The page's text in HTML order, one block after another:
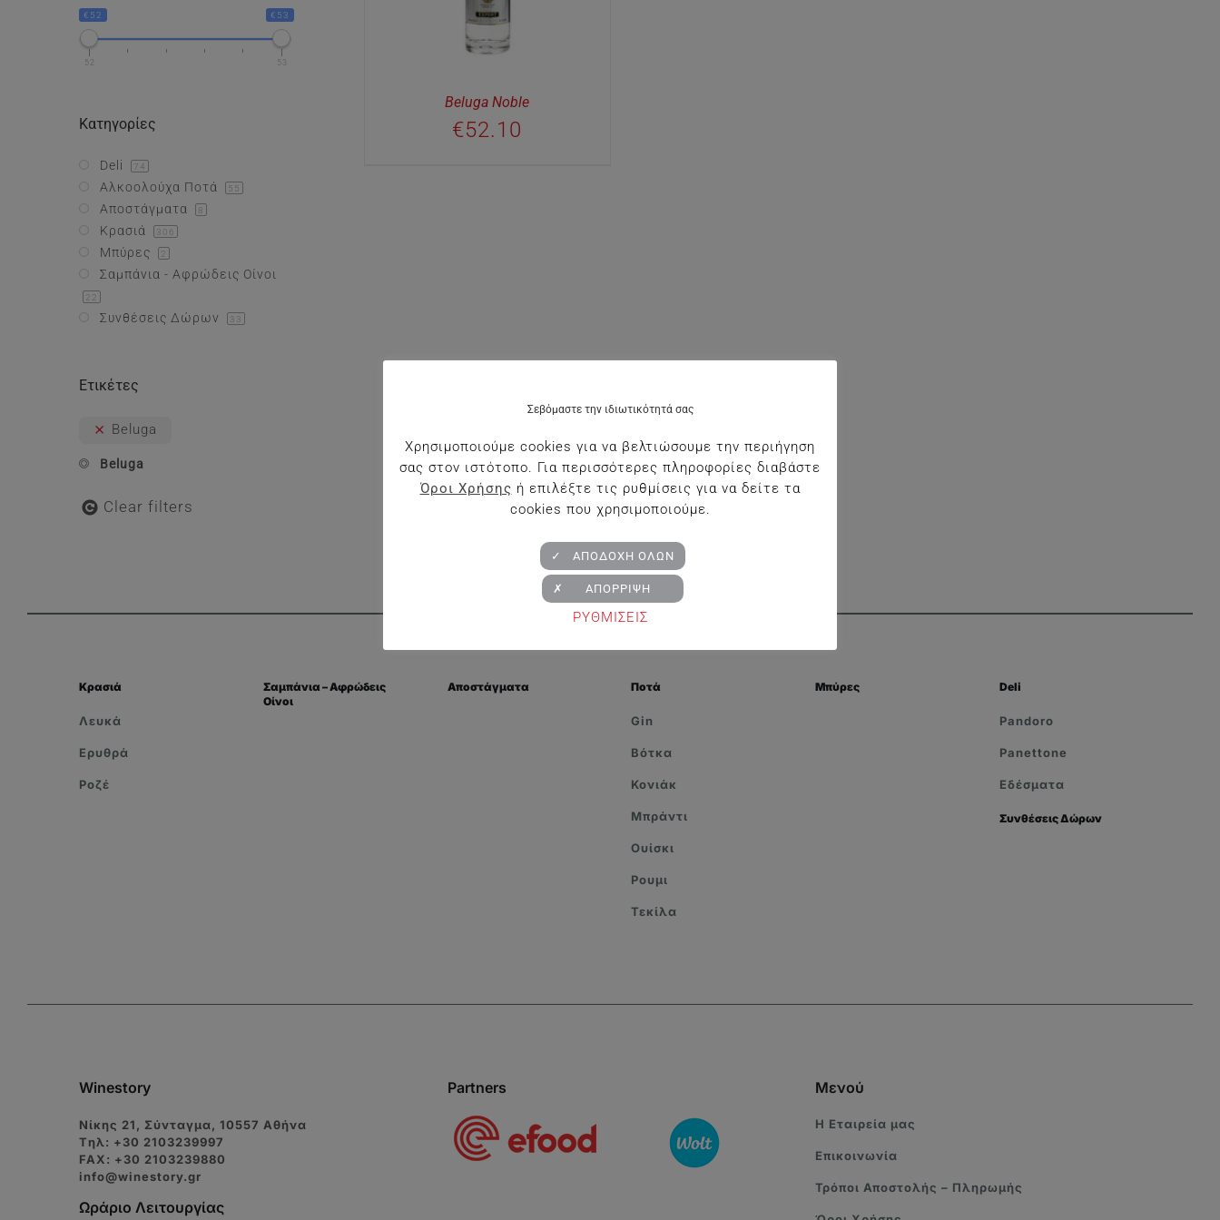
Beluga Noble
€52.10
€52 €53
52 53
Κατηγορίες
Deli 74
Αλκοολούχα Ποτά 55
Αποστάγματα 8
Κρασιά 306
Μπύρες 2
Σαμπάνια - Αφρώδεις Οίνοι
22
Συνθέσεις Δώρων 33
Ετικέτες
Beluga
Beluga
Clear filters
Κρασιά
Λευκά
Ερυθρά
Ροζέ
Σαμπάνια – Αφρώδεις
Οίνοι
Αποστάγματα Ποτά
Gin
Βότκα
Κονιάκ
Μπράντι
Ουίσκι
Ρουμι
Τεκίλα
Μπύρες Deli
Pandoro
Panettone
Εδέσματα
Συνθέσεις Δώρων
Winestory
Νίκης 21, Σύνταγμα, 10557 Αθήνα
Tηλ: +30 2103239997
FAX: +30 2103239880
info@winestory.gr
Ωράριο Λειτουργίας
Partners Μενού
Η Eταιρεία μας
Επικοινωνία
Τρόποι Αποστολής – Πληρωμής
Σεβόμαστε την ιδιωτικότητά σας
Χρησιμοποιούμε cookies για να βελτιώσουμε την περιήγηση
σας στον ιστότοπο. Για περισσότερες πληροφορίες διαβάστε
Όροι Χρήσης ή επιλέξτε τις ρυθμίσεις για να δείτε τα
cookies που χρησιμοποιούμε.
ΡΥΘΜΙΣΕΙΣ
✓ ΑΠΟΔΟΧΗ ΟΛΩΝ
✗ ΑΠΟΡΡΙΨΗ